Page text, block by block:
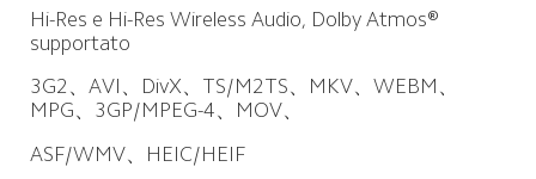
Hi-Res e Hi-Res Wireless Audio, Dolby Atmos®
supportato
3G2、AVI、DivX、TS/M2TS、MKV、WEBM、
MPG、3GP/MPEG-4、MOV、
ASF/WMV、HEIC/HEIF